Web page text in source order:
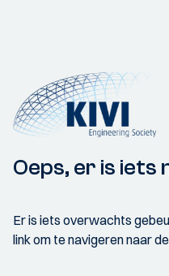
Oeps, er is iets
Er is iets overwachts
link om te navigeren naar